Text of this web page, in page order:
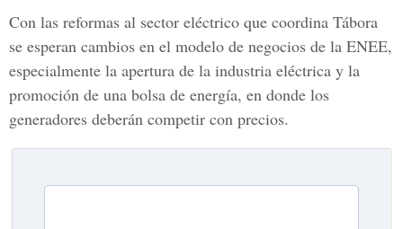
Con las reformas al sector eléctrico que coordina Tábora
se esperan cambios en el modelo de negocios de la ENEE,
especialmente la apertura de la industria eléctrica y la
promoción de una bolsa de energía, en donde los
generadores deberán competir con precios.